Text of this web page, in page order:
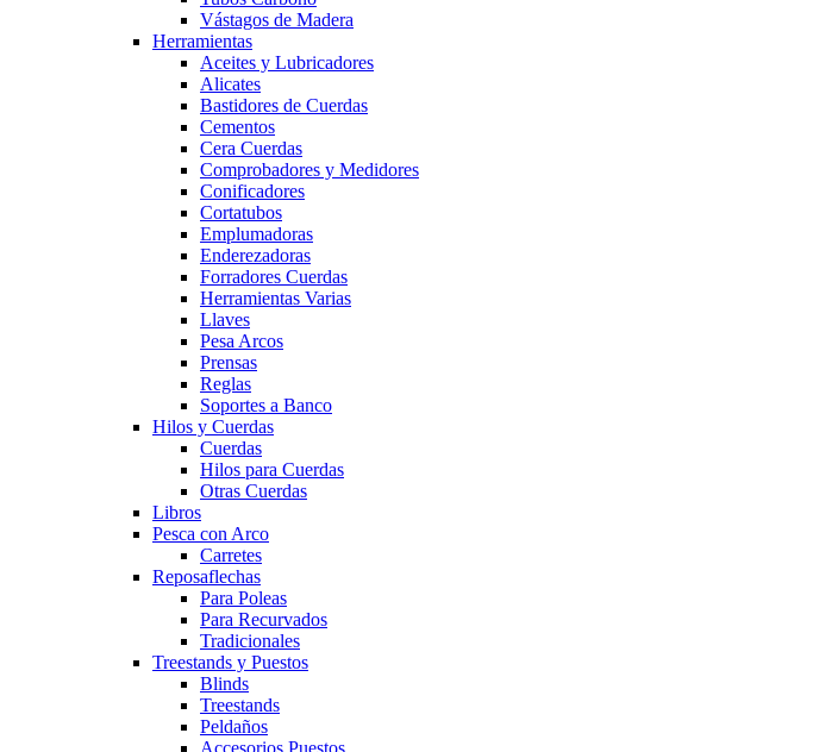
Vástagos de Madera
Herramientas
Aceites y Lubricadores
Alicates
Bastidores de Cuerdas
Cementos
Cera Cuerdas
Comprobadores y Medidores
Conificadores
Cortatubos
Emplumadoras
Enderezadoras
Forradores Cuerdas
Herramientas Varias
Llaves
Pesa Arcos
Prensas
Reglas
Soportes a Banco
Hilos y Cuerdas
Cuerdas
Hilos para Cuerdas
Otras Cuerdas
Libros
Pesca con Arco
Carretes
Reposaflechas
Para Poleas
Para Recurvados
Tradicionales
Treestands y Puestos
Blinds
Treestands
Peldaños
Accesorios Puestos